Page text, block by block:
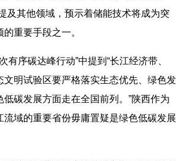
及其他领域，预示着储能技术将成为突
重要手段之一。
有序碳达峰行动”中提到“长江经济带、
文明试验区要严格落实生态优先、绿色发
低碳发展方面走在全国前列。”陕西作为
流域的重要省份毋庸置疑是绿色低碳发展